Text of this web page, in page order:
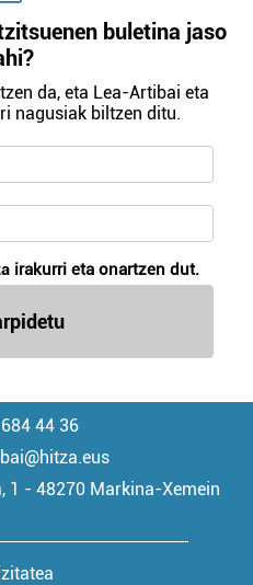
buletina jaso
da, eta Lea-Artibai eta
nagusiak biltzen ditu.
irakurri eta onartzen dut.
44 36
1 - 48270 Markina-Xemein